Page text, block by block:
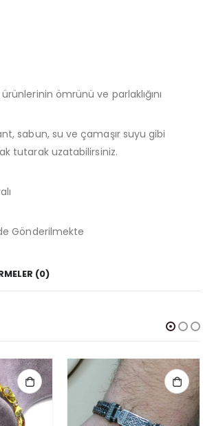
ömrünü ve parlaklığını
sabun, su ve çamaşır suyu gibi
tutarak uzatabilirsiniz.
Gönderilmekte
(0)